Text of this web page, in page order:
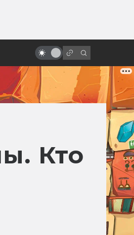
маской
Кто